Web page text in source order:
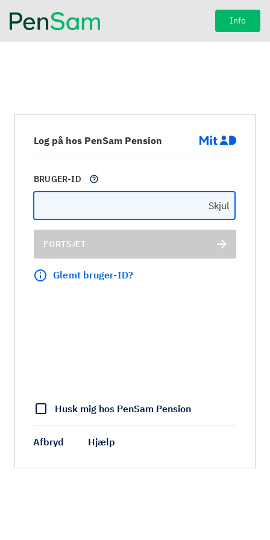
Log på hos PenSam Pension
BRUGER-ID
Skjul
FORTSÆT
Glemt bruger-ID?
Husk mig hos PenSam Pension
Afbryd Hjælp
Info